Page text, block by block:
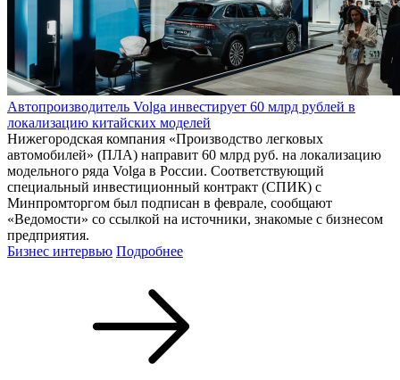
Автопроизводитель Volga инвестирует 60 млрд рублей в
локализацию китайских моделей
Нижегородская компания «Производство легковых
автомобилей» (ПЛА) направит 60 млрд руб. на локализацию
модельного ряда Volga в России. Соответствующий
специальный инвестиционный контракт (СПИК) с
Минпромторгом был подписан в феврале, сообщают
«Ведомости» со ссылкой на источники, знакомые с бизнесом
предприятия.
Бизнес интервью Подробнее